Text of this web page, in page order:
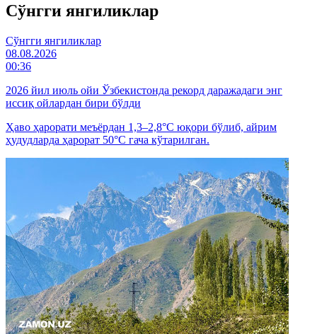
Cўнгги янгиликлар
Cўнгги янгиликлар
08.08.2026
00:36
2026 йил июль ойи Ўзбекистонда рекорд даражадаги энг
иссиқ ойлардан бири бўлди
Ҳаво ҳарорати меъёрдан 1,3–2,8°C юқори бўлиб, айрим
ҳудудларда ҳарорат 50°C гача кўтарилган.